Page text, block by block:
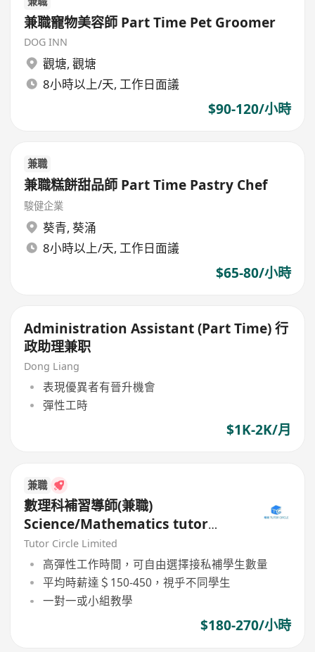
兼職寵物美容師 Part Time Pet Groomer
DOG INN
觀塘, 觀塘
8小時以上/天, 工作日面議
$90-120/小時
兼職
兼職糕餅甜品師 Part Time Pastry Chef
駿健企業
葵青, 葵涌
8小時以上/天, 工作日面議
$65-80/小時
Administration Assistant (Part Time) 行
政助理兼职
Dong Liang
表現優異者有晉升機會
彈性工時
$1K-2K/月
兼職
數理科補習導師(兼職)
Science/Mathematics tutor
(Part Time)
Tutor Circle Limited
高彈性工作時間，可自由選擇接私補學生數量
平均時薪達＄150-450，視乎不同學生
一對一或小組教學
$180-270/小時